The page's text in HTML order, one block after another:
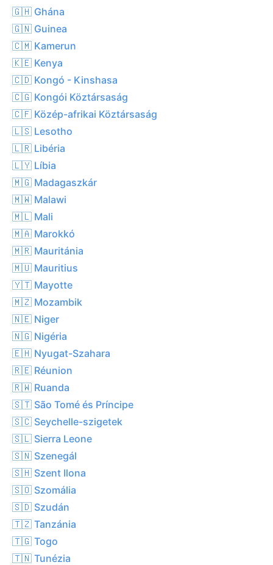
🇬🇭 Ghána
🇬🇳 Guinea
🇨🇲 Kamerun
🇰🇪 Kenya
🇨🇩 Kongó - Kinshasa
🇨🇬 Kongói Köztársaság
🇨🇫 Közép-afrikai Köztársaság
🇱🇸 Lesotho
🇱🇷 Libéria
🇱🇾 Líbia
🇲🇬 Madagaszkár
🇲🇼 Malawi
🇲🇱 Mali
🇲🇦 Marokkó
🇲🇷 Mauritánia
🇲🇺 Mauritius
🇾🇹 Mayotte
🇲🇿 Mozambik
🇳🇪 Niger
🇳🇬 Nigéria
🇪🇭 Nyugat-Szahara
🇷🇪 Réunion
🇷🇼 Ruanda
🇸🇹 São Tomé és Príncipe
🇸🇨 Seychelle-szigetek
🇸🇱 Sierra Leone
🇸🇳 Szenegál
🇸🇭 Szent Ilona
🇸🇴 Szomália
🇸🇩 Szudán
🇹🇿 Tanzánia
🇹🇬 Togo
🇹🇳 Tunézia